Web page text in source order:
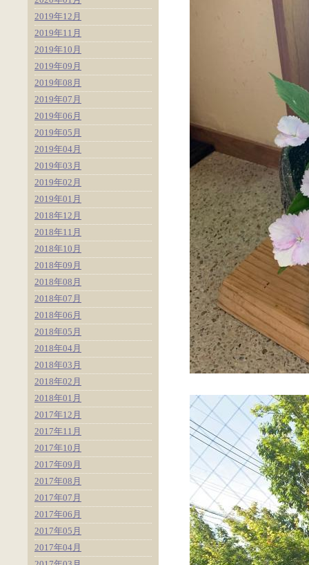
2019年12月
2019年11月
2019年10月
2019年09月
2019年08月
2019年07月
2019年06月
2019年05月
2019年04月
2019年03月
2019年02月
2019年01月
2018年12月
2018年11月
2018年10月
2018年09月
2018年08月
2018年07月
2018年06月
2018年05月
2018年04月
2018年03月
2018年02月
2018年01月
2017年12月
2017年11月
2017年10月
2017年09月
2017年08月
2017年07月
2017年06月
2017年05月
2017年04月